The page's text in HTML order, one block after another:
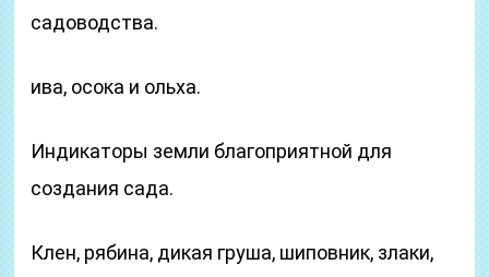
садоводства.
ива, осока и ольха.
Индикаторы земли благоприятной для
создания сада.
Клен, рябина, дикая груша, шиповник, злаки,